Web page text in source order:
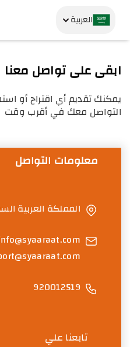
العربية
ابقى على تواصل معنا
يمكنك تقديم أي اقتراح أو
التواصل معك في أقرب وقت
معلومات التواصل
المملكة العربية
920012519
تابعنا علي